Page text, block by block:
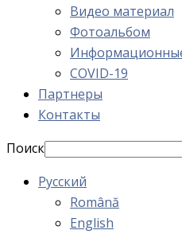
Видео материал
Фотоальбом
COVID-19
Партнеры
Контакты
Поиск
Русский
Română
English